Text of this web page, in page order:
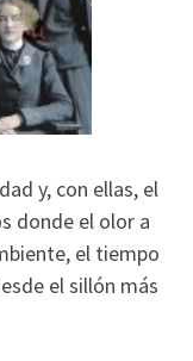
y, con ellas, el
donde el olor a
el tiempo
el sillón más